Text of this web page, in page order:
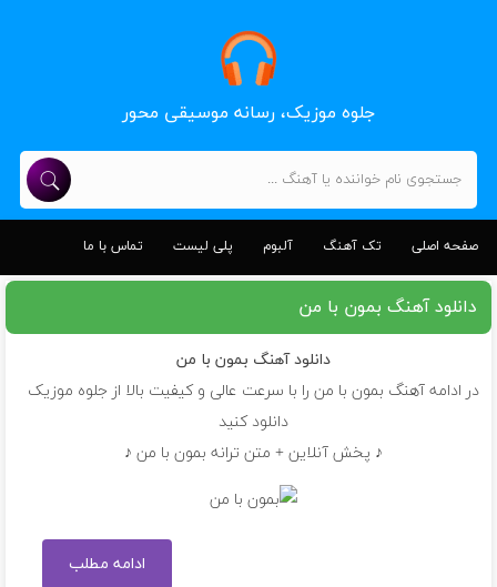
جلوه موزیک، رسانه موسیقی محور
صفحه اصلی تک آهنگ آلبوم پلی لیست تماس با ما
دانلود آهنگ بمون با من
دانلود آهنگ بمون با من
در ادامه آهنگ بمون با من را با سرعت عالی و کیفیت بالا از جلوه موزیک
دانلود کنید
♪ پخش آنلاین + متن ترانه بمون با من ♪
ادامه مطلب